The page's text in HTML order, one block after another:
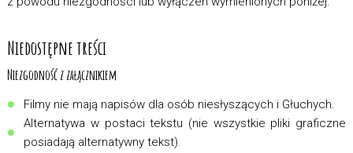
Niedostępne treści
Niezgodność z załącznikiem
Filmy nie mają napisów dla osób niesłyszących i Głuchych.
Alternatywa w postaci tekstu (nie wszystkie pliki graficzne
posiadają alternatywny tekst).